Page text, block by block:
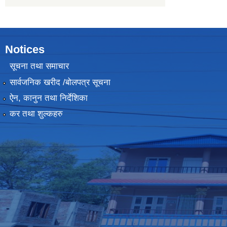
Notices
सूचना तथा समाचार
सार्वजनिक खरीद /बोलपत्र सूचना
ऐन, कानुन तथा निर्देशिका
कर तथा शुल्कहरु